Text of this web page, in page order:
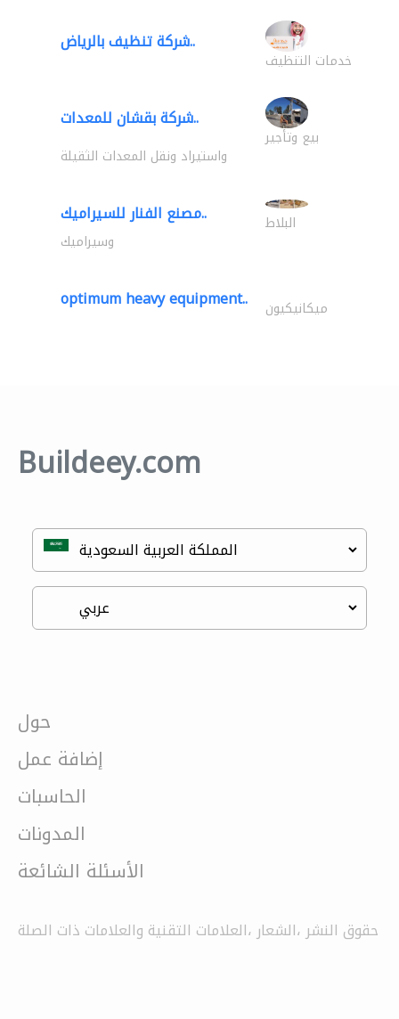
شركة تنظيف بالرياض..
خدمات التنظيف
شركة بقشان للمعدات..
بيع وتأجير
واستيراد ونقل المعدات الثقيلة
مصنع الفنار للسيراميك.. البلاط
وسيراميك
optimum heavy equipment.. ميكانيكيون
Buildeey.com
حول
إضافة عمل
الحاسبات
المدونات
الأسئلة الشائعة
حقوق النشر ،الشعار ،العلامات التقنية والعلامات ذات الصلة